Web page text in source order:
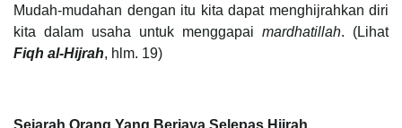
Mudah-mudahan dengan itu kita dapat menghijrahkan diri
kita dalam usaha untuk menggapai mardhatillah. (Lihat
Fiqh al-Hijrah, hlm. 19)
Sejarah Orang Yang Berjaya Selepas Hijrah